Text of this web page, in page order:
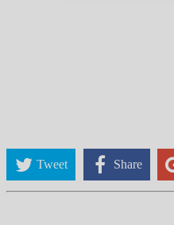
Tweet Share